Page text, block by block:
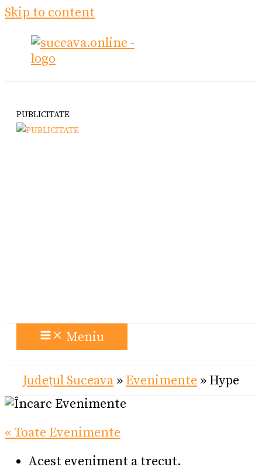
Skip to content
PUBLICITATE
Meniu
Județul Suceava » Evenimente » Hype
« Toate Evenimente
Acest eveniment a trecut.